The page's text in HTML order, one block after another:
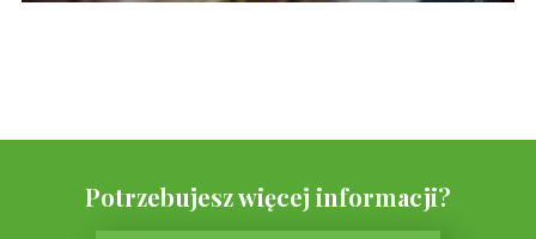
Potrzebujesz więcej informacji?